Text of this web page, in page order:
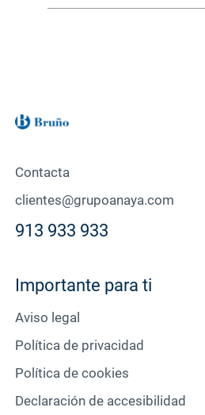
Contacta
clientes@grupoanaya.com
913 933 933
Importante para ti
Aviso legal
Política de privacidad
Política de cookies
Declaración de accesibilidad